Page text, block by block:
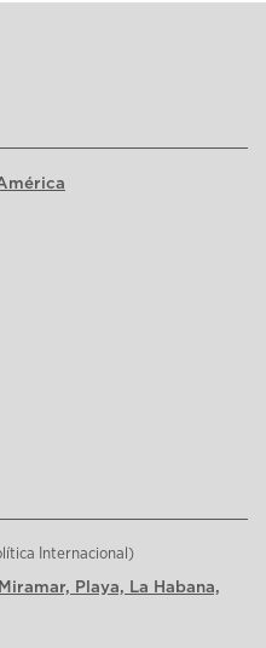
Internacional)
Playa, La Habana,